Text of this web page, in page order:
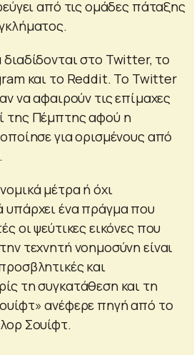
από τις ομάδες πάταξης
διαδίδονται στο Twitter, το
και το Reddit. To Twitter
να αφαιρούν τις επίμαχες
της Πέμπτης αφού η
για ορισμένους από
μέτρα ή όχι
υπάρχει ένα πράγμα που
οι ψεύτικες εικόνες που
τεχνητή νοημοσύνη είναι
και
τη συγκατάθεση και τη
ανέφερε πηγή από το
Σουίφτ.